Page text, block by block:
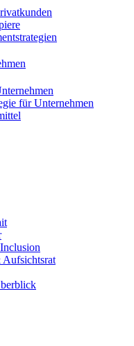
für Unternehmen
Aufsichtsrat